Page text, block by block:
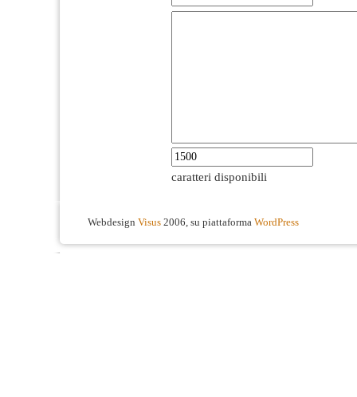
caratteri disponibili
Webdesign Visus 2006, su piattaforma WordPress